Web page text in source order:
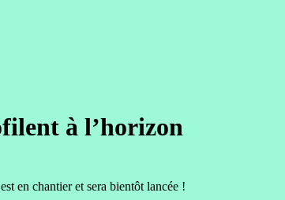
à l’horizon
en chantier et sera bientôt lancée !